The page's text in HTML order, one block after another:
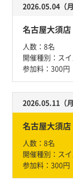
2026.05.04（
名古屋大須店
人数： 8名
開催種別： ス
参加料： 300円
2026.05.11（
名古屋大須店
人数： 8名
開催種別： ス
参加料： 300円